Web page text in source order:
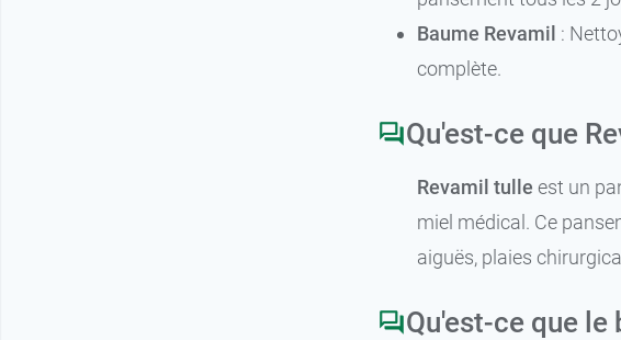
Baume Revamil :
complète.
Qu'est-ce que
Revamil tulle est un
miel médical. Ce
aiguës, plaies
Qu'est-ce que le